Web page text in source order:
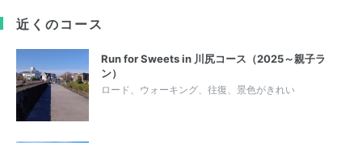
近くのコース
Run for Sweets in 川尻コース（2025～親子ラ
ン）
ロード、ウォーキング、往復、景色がきれい